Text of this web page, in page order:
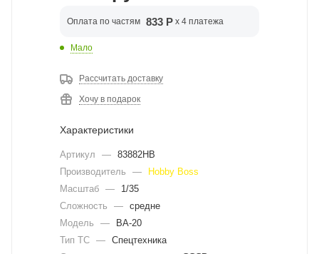
Оплата по частям 833 Р x 4 платежа
Мало
Рассчитать доставку
Хочу в подарок
Характеристики
Артикул — 83882HB
Производитель
—
Hobby Boss
Масштаб —
1/35
Сложность
— средне
Модель
—
BA-20
Тип ТС — Спецтехника